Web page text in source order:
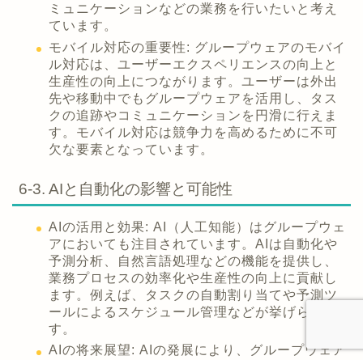
ミュニケーションなどの業務を行いたいと考え
ています。
モバイル対応の重要性: グループウェアのモバイ
ル対応は、ユーザーエクスペリエンスの向上と
生産性の向上につながります。ユーザーは外出
先や移動中でもグループウェアを活用し、タス
クの追跡やコミュニケーションを円滑に行えま
す。モバイル対応は競争力を高めるために不可
欠な要素となっています。
6-3. AIと自動化の影響と可能性
AIの活用と効果: AI（人工知能）はグループウェ
アにおいても注目されています。AIは自動化や
予測分析、自然言語処理などの機能を提供し、
業務プロセスの効率化や生産性の向上に貢献し
ます。例えば、タスクの自動割り当てや予測ツ
ールによるスケジュール管理などが挙げられま
す。
AIの将来展望: AIの発展により、グループウェア